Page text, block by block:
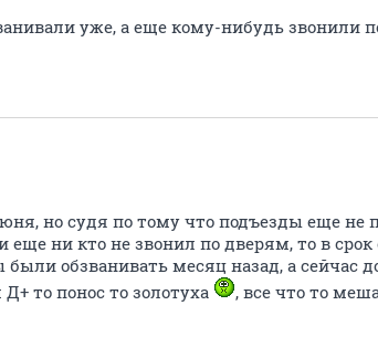
уже, а еще кому-нибудь звонили
но судя по тому что подъезды еще не
еще ни кто не звонил по дверям, то в
обзванивать месяц назад, а сейчас
то понос то золотуха
, все что то